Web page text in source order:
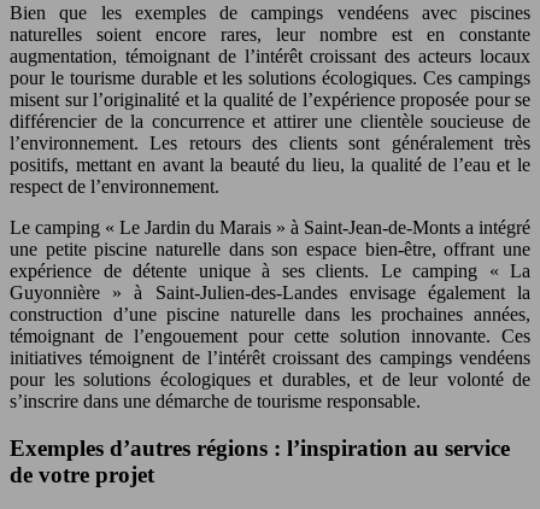
Bien que les exemples de campings vendéens avec piscines
naturelles soient encore rares, leur nombre est en constante
augmentation, témoignant de l’intérêt croissant des acteurs locaux
pour le tourisme durable et les solutions écologiques. Ces campings
misent sur l’originalité et la qualité de l’expérience proposée pour se
différencier de la concurrence et attirer une clientèle soucieuse de
l’environnement. Les retours des clients sont généralement très
positifs, mettant en avant la beauté du lieu, la qualité de l’eau et le
respect de l’environnement.
Le camping « Le Jardin du Marais » à Saint-Jean-de-Monts a intégré
une petite piscine naturelle dans son espace bien-être, offrant une
expérience de détente unique à ses clients. Le camping « La
Guyonnière » à Saint-Julien-des-Landes envisage également la
construction d’une piscine naturelle dans les prochaines années,
témoignant de l’engouement pour cette solution innovante. Ces
initiatives témoignent de l’intérêt croissant des campings vendéens
pour les solutions écologiques et durables, et de leur volonté de
s’inscrire dans une démarche de tourisme responsable.
Exemples d’autres régions : l’inspiration au service
de votre projet